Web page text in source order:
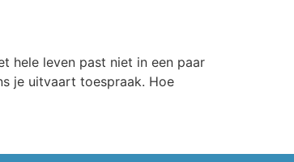
hele leven past niet in een paar
je uitvaart toespraak. Hoe